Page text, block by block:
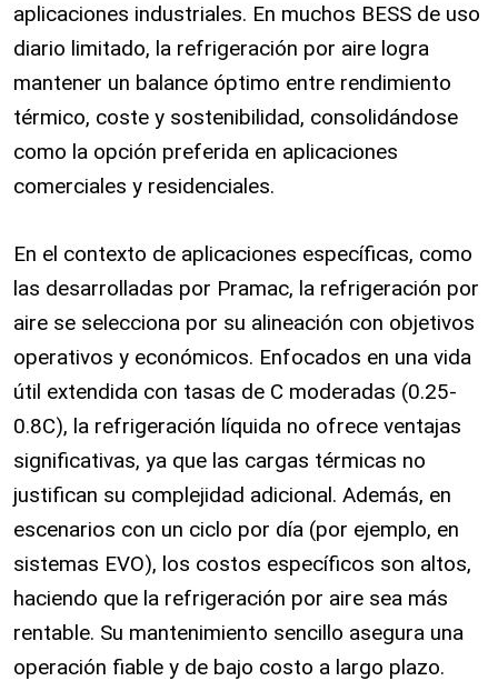
aplicaciones industriales. En muchos BESS de uso
diario limitado, la refrigeración por aire logra
mantener un balance óptimo entre rendimiento
térmico, coste y sostenibilidad, consolidándose
como la opción preferida en aplicaciones
comerciales y residenciales.
En el contexto de aplicaciones específicas, como
las desarrolladas por Pramac, la refrigeración por
aire se selecciona por su alineación con objetivos
operativos y económicos. Enfocados en una vida
útil extendida con tasas de C moderadas (0.25-
0.8C), la refrigeración líquida no ofrece ventajas
significativas, ya que las cargas térmicas no
justifican su complejidad adicional. Además, en
escenarios con un ciclo por día (por ejemplo, en
sistemas EVO), los costos específicos son altos,
haciendo que la refrigeración por aire sea más
rentable. Su mantenimiento sencillo asegura una
operación fiable y de bajo costo a largo plazo.